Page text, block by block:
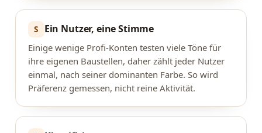
S Ein Nutzer, eine Stimme
Einige wenige Profi-Konten testen viele Töne für
ihre eigenen Baustellen, daher zählt jeder Nutzer
einmal, nach seiner dominanten Farbe. So wird
Präferenz gemessen, nicht reine Aktivität.